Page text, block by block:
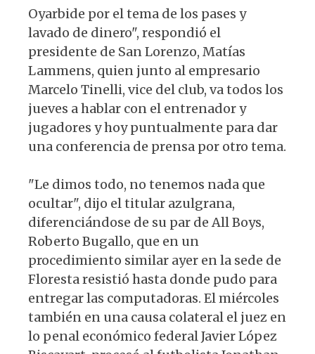
Oyarbide por el tema de los pases y
lavado de dinero", respondió el
presidente de San Lorenzo, Matías
Lammens, quien junto al empresario
Marcelo Tinelli, vice del club, va todos los
jueves a hablar con el entrenador y
jugadores y hoy puntualmente para dar
una conferencia de prensa por otro tema.
"Le dimos todo, no tenemos nada que
ocultar", dijo el titular azulgrana,
diferenciándose de su par de All Boys,
Roberto Bugallo, que en un
procedimiento similar ayer en la sede de
Floresta resistió hasta donde pudo para
entregar las computadoras. El miércoles
también en una causa colateral el juez en
lo penal económico federal Javier López